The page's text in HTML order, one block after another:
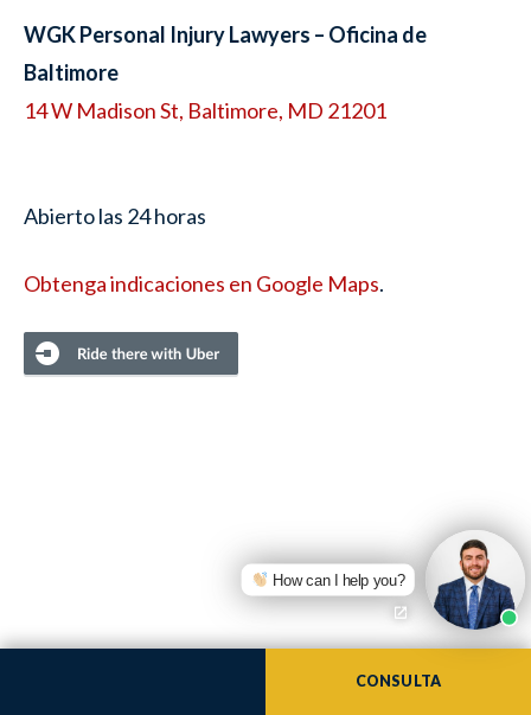
WGK Personal Injury Lawyers – Oficina de
Baltimore
14 W Madison St, Baltimore, MD 21201
Abierto las 24 horas
Obtenga indicaciones en Google Maps.
CONSULTA
How can I help you?